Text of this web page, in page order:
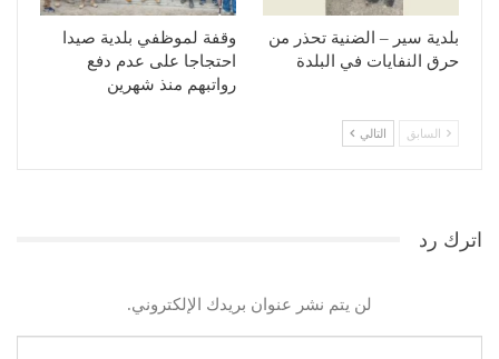
بلدية سير – الضنية تحذر من
حرق النفايات في البلدة
وقفة لموظفي بلدية صيدا
احتجاجا على عدم دفع
رواتبهم منذ شهرين
السابق التالي
اترك رد
لن يتم نشر عنوان بريدك الإلكتروني.